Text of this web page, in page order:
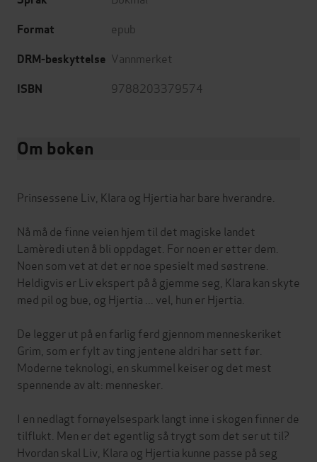
Format epub
DRM-beskyttelse Vannmerket
ISBN 9788203379574
Om boken
Prinsessene Liv, Klara og Hjertia har bare hverandre.
Nå må de finne veien hjem til det magiske landet
Lamèredi uten å bli oppdaget. For noen er etter dem.
Noen som vet at det er noe spesielt med søstrene.
Heldigvis er Liv ekspert på å gjemme seg, Klara kan skyte
med pil og bue, og Hjertia ... vel, hun er Hjertia.
De legger ut på en farlig ferd gjennom menneskeriket
Grim, som er fylt av ting jentene aldri har sett før.
Moderne teknologi, en skummel keiser og det mest
spennende av alt: mennesker.
I en nedlagt fornøyelsespark langt inne i skogen finner de
tilflukt. Men er det egentlig så trygt som det ser ut til?
Hvordan skal Liv, Klara og Hjertia kunne passe på seg